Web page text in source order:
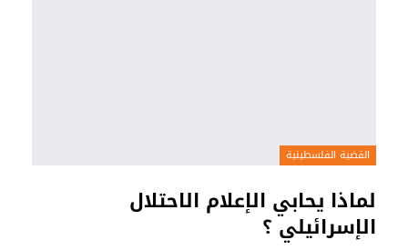
القضية الفلسطينية
لماذا يحابي الإعلام الاحتلال
الإسرائيلي ؟